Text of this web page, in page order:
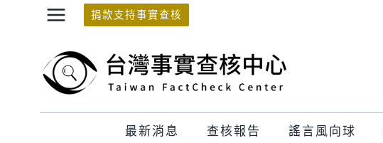
捐款支持事實查核
最新消息 查核報告 謠言風向球